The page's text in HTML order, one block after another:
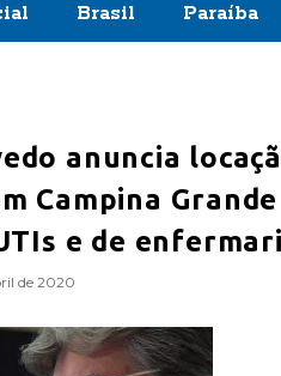
Brasil Paraíba
anuncia
Campina
e de
de 2020